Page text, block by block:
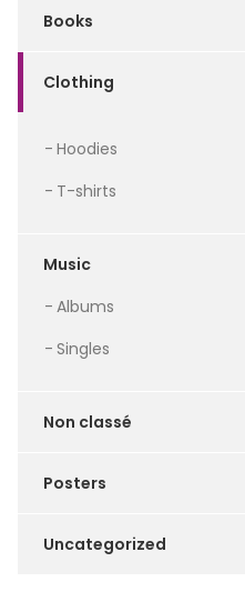
Books
Clothing
Hoodies
T-shirts
Music
Albums
Singles
Non classé
Posters
Uncategorized